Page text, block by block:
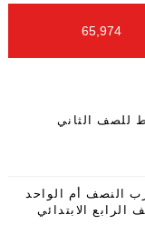
65,974
للصف الثاني
النصف أم الواحد